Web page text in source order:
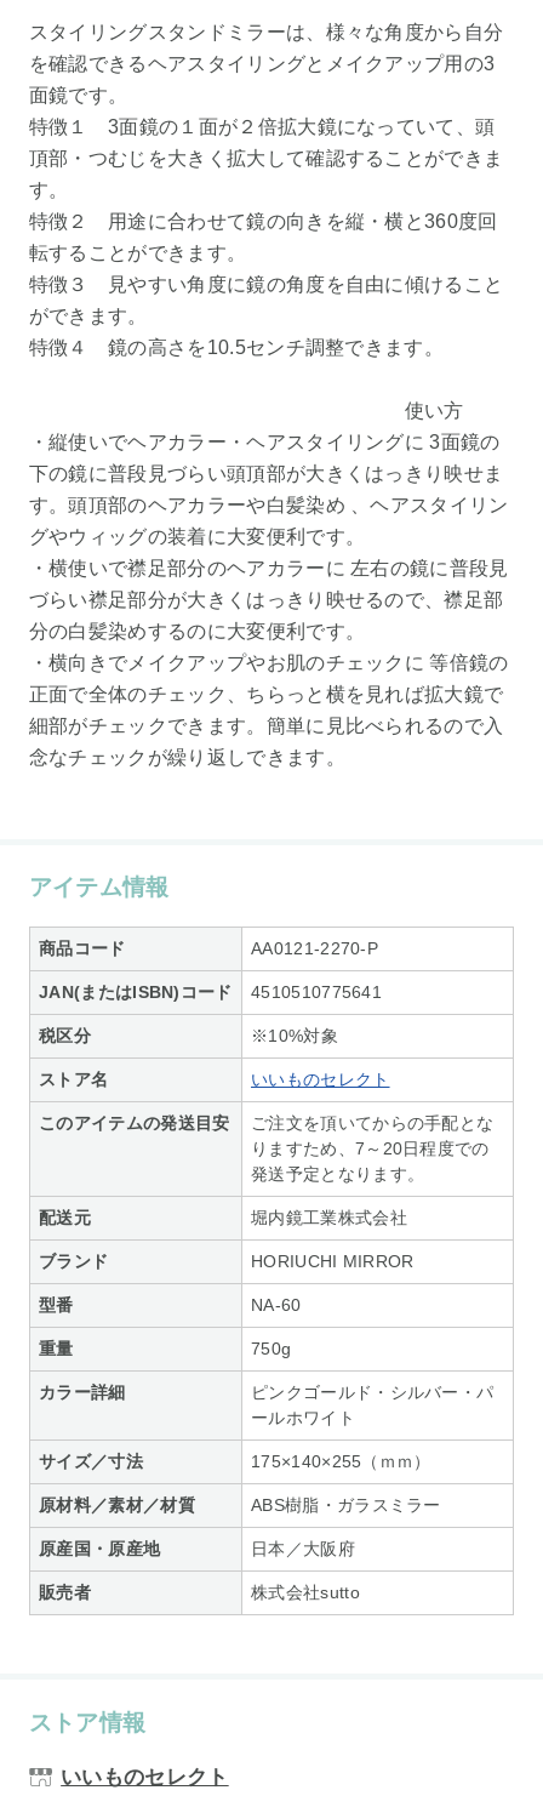
スタイリングスタンドミラーは、様々な角度から自分
を確認できるヘアスタイリングとメイクアップ用の3
面鏡です。
特徴１ 3面鏡の１面が２倍拡大鏡になっていて、頭
頂部・つむじを大きく拡大して確認することができま
す。
特徴２ 用途に合わせて鏡の向きを縦・横と360度回
転することができます。
特徴３ 見やすい角度に鏡の角度を自由に傾けること
ができます。
特徴４ 鏡の高さを10.5センチ調整できます。
使い方
・縦使いでヘアカラー・ヘアスタイリングに 3面鏡の
下の鏡に普段見づらい頭頂部が大きくはっきり映せま
す。頭頂部のヘアカラーや白髪染め 、ヘアスタイリン
グやウィッグの装着に大変便利です。
・横使いで襟足部分のヘアカラーに 左右の鏡に普段見
づらい襟足部分が大きくはっきり映せるので、襟足部
分の白髪染めするのに大変便利です。
・横向きでメイクアップやお肌のチェックに 等倍鏡の
正面で全体のチェック、ちらっと横を見れば拡大鏡で
細部がチェックできます。簡単に見比べられるので入
念なチェックが繰り返しできます。
アイテム情報
商品コード AA0121-2270-P
JAN(またはISBN)コード 4510510775641
税区分 ※10%対象
ストア名 いいものセレクト
このアイテムの発送目安
ご注文を頂いてからの手配とな
りますため、7～20日程度での
発送予定となります。
配送元 堀内鏡工業株式会社
ブランド HORIUCHI MIRROR
型番 NA-60
重量 750g
カラー詳細
ピンクゴールド・シルバー・パ
ールホワイト
サイズ／寸法 175×140×255（ｍｍ）
原材料／素材／材質 ABS樹脂・ガラスミラー
原産国・原産地 日本／大阪府
販売者 株式会社sutto
ストア情報
いいものセレクト